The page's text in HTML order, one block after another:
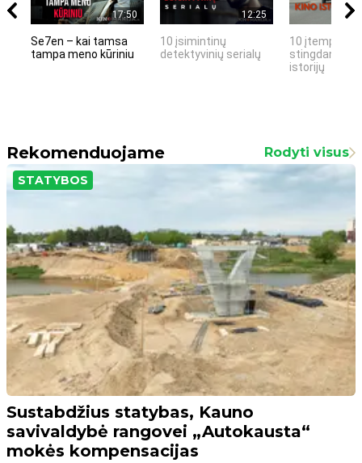
17:50
Se7en – kai tamsa
tampa meno kūriniu
12:25
10 įsimintinų
detektyvinių serialų
10 įtemptų,
stingdančių
istorijų
Rekomenduojame Rodyti visus
STATYBOS
Sustabdžius statybas, Kauno
savivaldybė rangovei „Autokausta“
mokės kompensacijas